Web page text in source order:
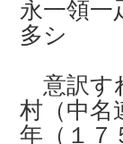
永一領一
多シ
意訳す
村（中名
年（１７